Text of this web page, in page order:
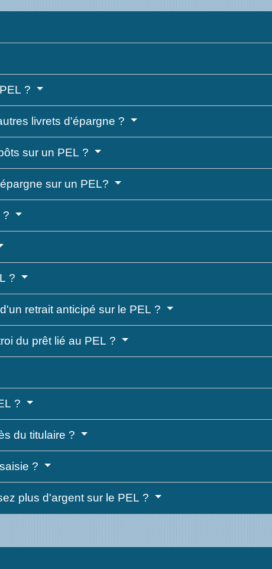
?
livrets d'épargne ?
sur un PEL ?
sur un PEL?
?
?
retrait anticipé sur le PEL ?
du prêt lié au PEL ?
?
du titulaire ?
?
plus d'argent sur le PEL ?